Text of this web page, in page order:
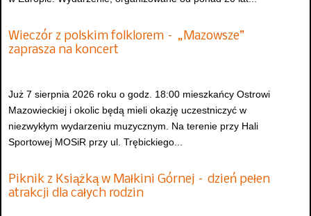
Wieczór z polskim folklorem – „Mazowsze”
zaprasza na koncert
Już 7 sierpnia 2026 roku o godz. 18:00 mieszkańcy Ostrowi
Mazowieckiej i okolic będą mieli okazję uczestniczyć w
niezwykłym wydarzeniu muzycznym. Na terenie przy Hali
Sportowej MOSiR przy ul. Trębickiego...
Piknik z Książką w Małkini Górnej – dzień pełen
atrakcji dla całych rodzin